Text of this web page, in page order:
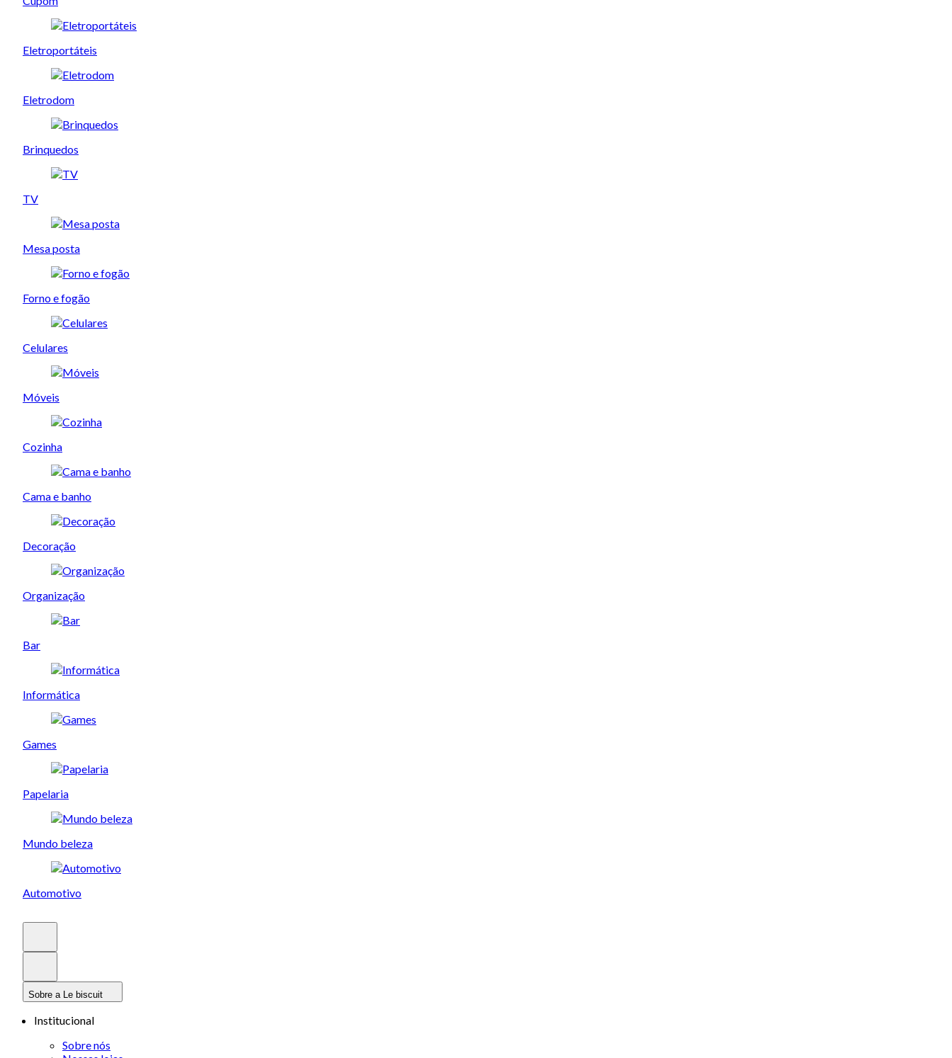
Eletroportáteis
Eletrodom
Brinquedos
TV
Mesa posta
Forno e fogão
Celulares
Móveis
Cozinha
Cama e banho
Decoração
Organização
Bar
Informática
Games
Papelaria
Mundo beleza
Automotivo
Sobre a Le biscuit
Institucional
Sobre nós